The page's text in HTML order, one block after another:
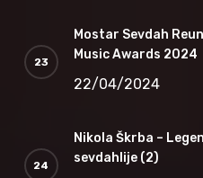
Mostar Sevdah
Music Awards 2024
22/04/2024
Nikola Škrba –
sevdahlije (2)